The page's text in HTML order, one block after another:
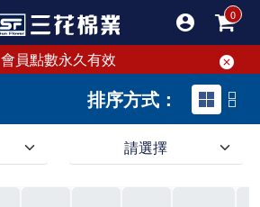
會員點數永久有效
排序方式：
請選擇